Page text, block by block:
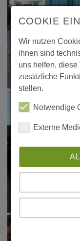
COOKIE
Wir nutzen
ihnen sind
uns helfen,
zusätzliche
stellen.
Notwendige
Externe